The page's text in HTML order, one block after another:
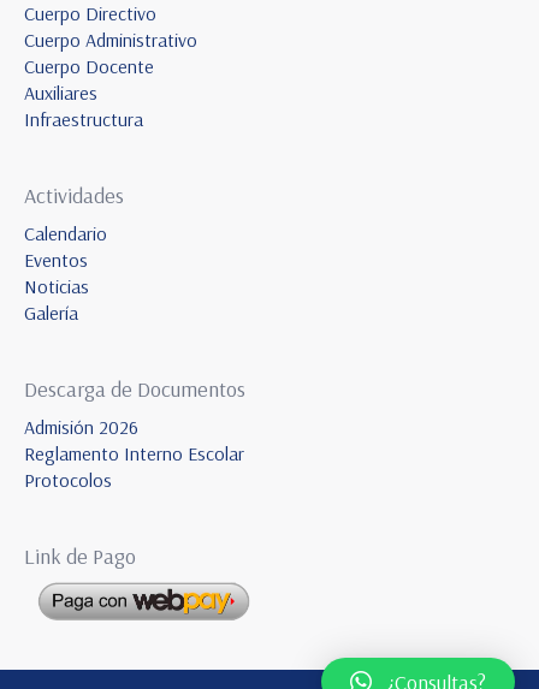
Cuerpo Directivo
Cuerpo Administrativo
Cuerpo Docente
Auxiliares
Infraestructura
Actividades
Calendario
Eventos
Noticias
Galería
Descarga de Documentos
Admisión 2026
Reglamento Interno Escolar
Protocolos
Link de Pago
¿Consultas?